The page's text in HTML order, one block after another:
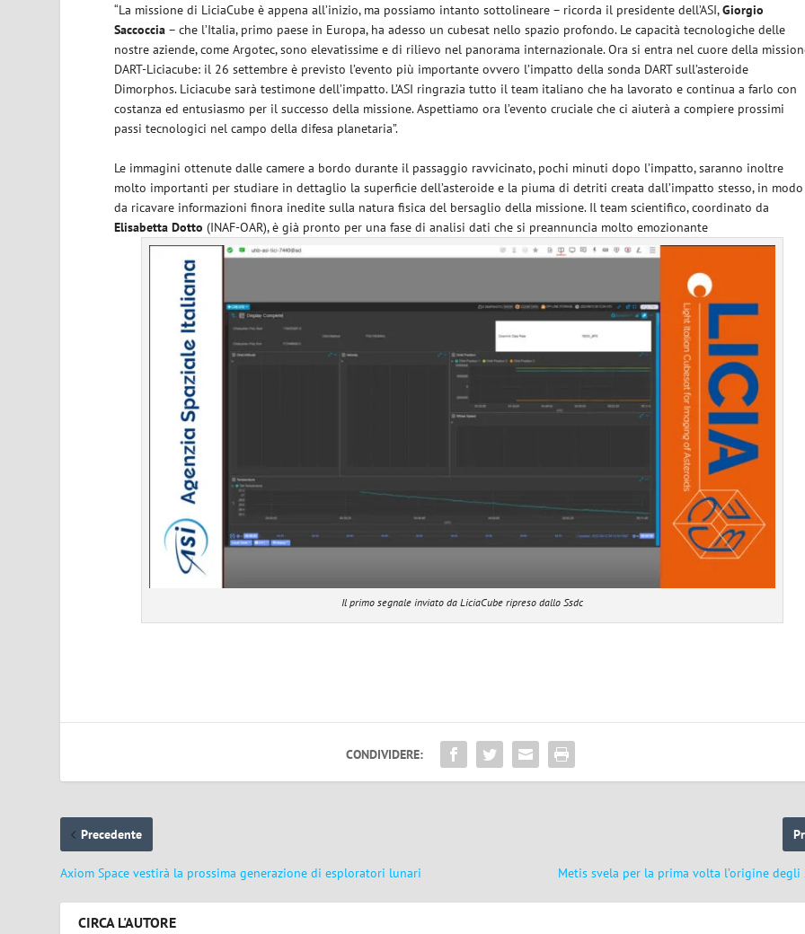
“La missione di LiciaCube è appena all’inizio, ma possiamo intanto sottolineare – ricorda il presidente dell’ASI,Giorgio
Saccoccia – che l’Italia, primo paese in Europa, ha adesso un cubesat nello spazio profondo. Le capacità tecnologiche delle
nostre aziende, come Argotec, sono elevatissime e di rilievo nel panorama internazionale. Ora si entra nel cuore della
DART-Liciacube: il 26 settembre è previsto l’evento più importante ovvero l’impatto della sonda DART sull’asteroide
Dimorphos. Liciacube sarà testimone dell’impatto. L’ASI ringrazia tutto il team italiano che ha lavorato e continua a farlo con
costanza ed entusiasmo per il successo della missione. Aspettiamo ora l’evento cruciale che ci aiuterà a compiere prossimi
passi tecnologici nel campo della difesa planetaria”.
Le immagini ottenute dalle camere a bordo durante il passaggio ravvicinato, pochi minuti dopo l’impatto, saranno inoltre
molto importanti per studiare in dettaglio la superficie dell’asteroide e la piuma di detriti creata dall’impatto stesso, in modo
da ricavare informazioni finora inedite sulla natura fisica del bersaglio della missione. Il team scientifico, coordinato da
Elisabetta Dotto (INAF-OAR), è già pronto per una fase di analisi dati che si preannuncia molto emozionante
Il primo segnale inviato da LiciaCube ripreso dallo Ssdc
CONDIVIDERE:
Precedente
Axiom Space vestirà la prossima generazione di esploratori lunari Metis svela per la prima volta l’origine degli
CIRCA L'AUTORE